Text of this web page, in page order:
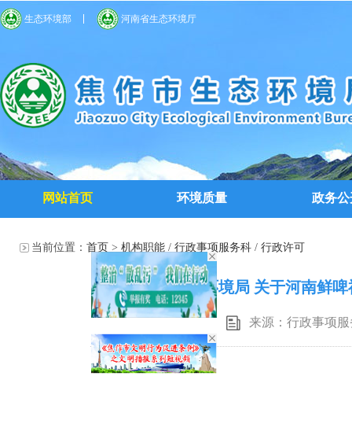
生态环境部 河南省生态环境厅
网站首页 环境质量 政务公
当前位置： 首页 > 机构职能 / 行政事项服务科 / 行政许可
焦作市生态环境局 关于河南鲜
来源：行政事项